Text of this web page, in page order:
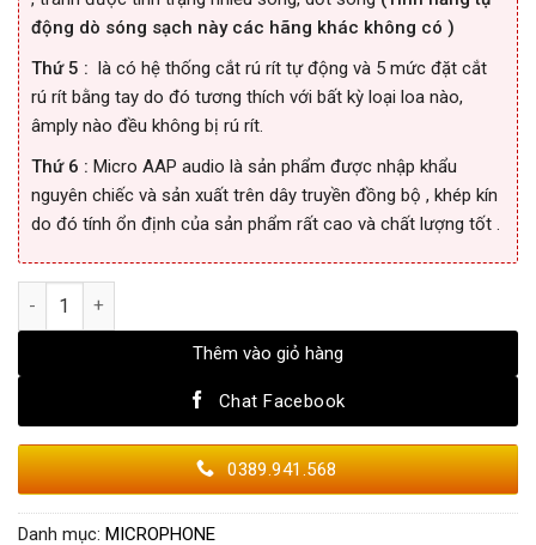
động dò sóng sạch này các hãng khác không có )
Thứ 5 :
là có hệ thống cắt rú rít tự động và 5 mức đặt cắt
rú rít bằng tay do đó tương thích với bất kỳ loại loa nào,
âmply nào đều không bị rú rít.
Thứ 6 : Micro AAP audio là sản phẩm được nhập khẩu
nguyên chiếc và sản xuất trên dây truyền đồng bộ , khép kín
do đó tính ổn định của sản phẩm rất cao và chất lượng tốt .
MICRO AAP K900F số lượng
Thêm vào giỏ hàng
Chat Facebook
0389.941.568
Danh mục: MICROPHONE